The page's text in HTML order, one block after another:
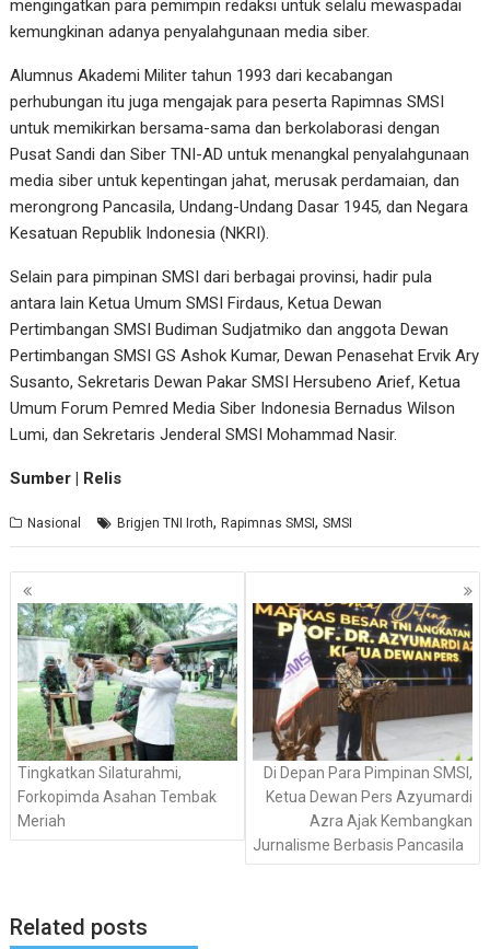
mengingatkan para pemimpin redaksi untuk selalu mewaspadai
kemungkinan adanya penyalahgunaan media siber.
Alumnus Akademi Militer tahun 1993 dari kecabangan
perhubungan itu juga mengajak para peserta Rapimnas SMSI
untuk memikirkan bersama-sama dan berkolaborasi dengan
Pusat Sandi dan Siber TNI-AD untuk menangkal penyalahgunaan
media siber untuk kepentingan jahat, merusak perdamaian, dan
merongrong Pancasila, Undang-Undang Dasar 1945, dan Negara
Kesatuan Republik Indonesia (NKRI).
Selain para pimpinan SMSI dari berbagai provinsi, hadir pula
antara lain Ketua Umum SMSI Firdaus, Ketua Dewan
Pertimbangan SMSI Budiman Sudjatmiko dan anggota Dewan
Pertimbangan SMSI GS Ashok Kumar, Dewan Penasehat Ervik Ary
Susanto, Sekretaris Dewan Pakar SMSI Hersubeno Arief, Ketua
Umum Forum Pemred Media Siber Indonesia Bernadus Wilson
Lumi, dan Sekretaris Jenderal SMSI Mohammad Nasir.
Sumber | Relis
Nasional Brigjen TNI Iroth,Rapimnas SMSI,SMSI
Navigasi
pos
Tingkatkan Silaturahmi,
Forkopimda Asahan Tembak
Meriah
Di Depan Para Pimpinan SMSI,
Ketua Dewan Pers Azyumardi
Azra Ajak Kembangkan
Jurnalisme Berbasis Pancasila
Related posts